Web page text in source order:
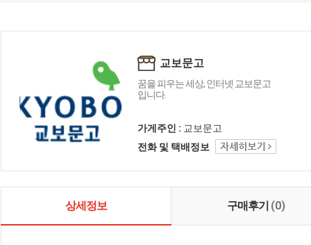
교보문고
꿈을 피우는 세상, 인터넷 교보문고
입니다.
가게주인 : 교보문고
전화 및 택배정보
상세정보 구매후기 (0)